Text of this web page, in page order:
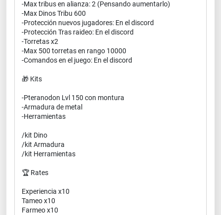
-Max tribus en alianza: 2 (Pensando aumentarlo)
-Max Dinos Tribu 600
-Protección nuevos jugadores: En el discord
-Protección Tras raideo: En el discord
-Torretas x2
-Max 500 torretas en rango 10000
-Comandos en el juego: En el discord
🎁 Kits
-Pteranodon Lvl 150 con montura
-Armadura de metal
-Herramientas
/kit Dino
/kit Armadura
/kit Herramientas
🏆 Rates
Experiencia x10
Tameo x10
Farmeo x10